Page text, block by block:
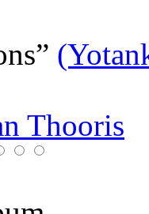
Thooris